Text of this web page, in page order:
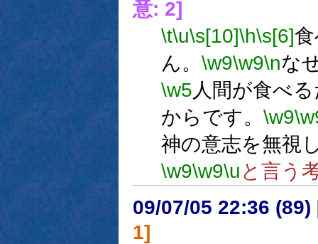
意: 2]
\t\u\s[10]\h\s[6]
ん。 \w9\w9\nな
\w5人間が食べ
からです。 \w9
神の意志を無視
\w9\w9\u と言う
09/07/05 22:36 (89)
1]